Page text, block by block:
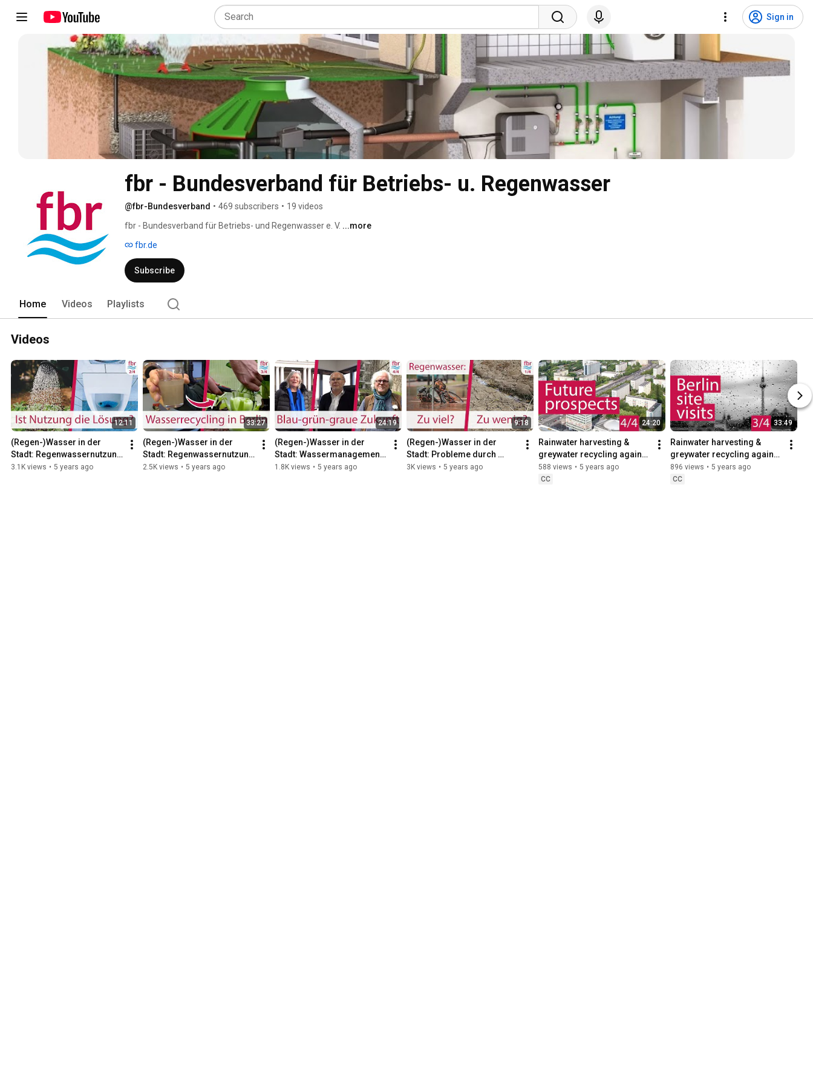
Sign in
@fbr-Bundesverband • 469 subscribers • 19 videos
fbr - Bundesverband für Betriebs- und Regenwasser e. V. ...more
fbr.de
Subscribe
Home Videos Playlists
Videos
12:11
(Regen-)Wasser in der
Stadt: Regenwassernutzung
und Grauwasser-Recycling
3.1K views • 5 years ago
33:27
(Regen-)Wasser in der
Stadt: Regenwassernutzung
und Grauwasser-Recycling
2.5K views • 5 years ago
24:19
(Regen-)Wasser in der
Stadt: Wassermanagement
der Zukunft - Interview mit
1.8K views • 5 years ago
9:18
(Regen-)Wasser in der
Stadt: Probleme durch
Regenwasser in Zeiten des
3K views • 5 years ago
24:20
Rainwater harvesting &
greywater recycling against
climate change | 4/4 |
Future prospects | fbr
588 views • 5 years ago
CC
33:49
Rainwater harvesting &
greywater recycling against
climate change | 3/4: Berlin
site visits | fbr
896 views • 5 years ago
CC